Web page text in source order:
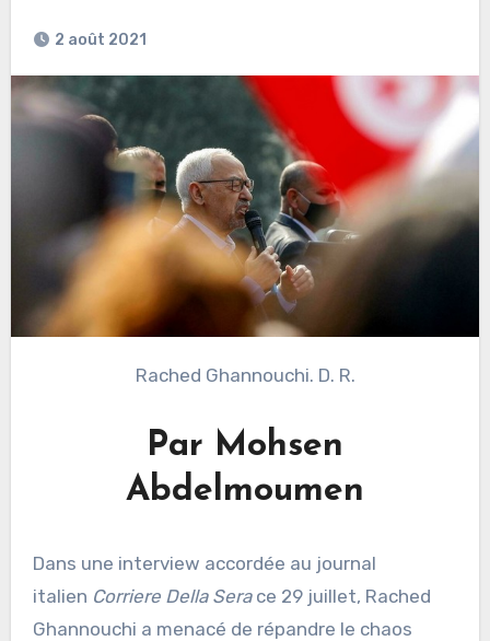
2 août 2021
Rached Ghannouchi. D. R.
Par Mohsen
Abdelmoumen
Dans une interview accordée au journal
italien Corriere Della Serace 29 juillet, Rached
Ghannouchi a menacé de répandre le chaos